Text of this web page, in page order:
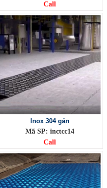
Call
Inox 304 gân
Mã SP: inctcc14
Call